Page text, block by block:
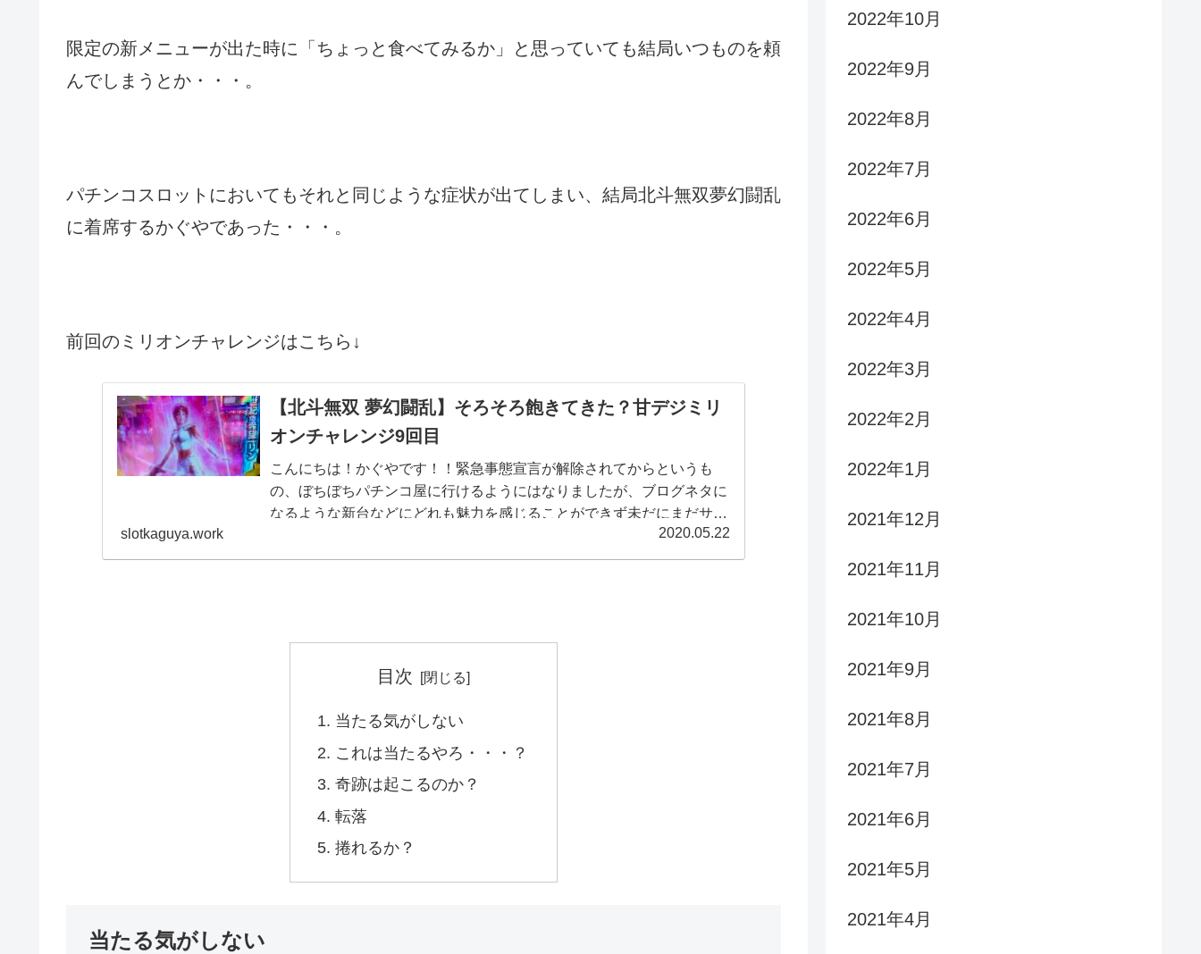
限定の新メニューが出た時に「ちょっと食べてみるか」と思っていても結局いつものを頼
んでしまうとか・・・。
パチンコスロットにおいてもそれと同じような症状が出てしまい、結局北斗無双夢幻闘乱
に着席するかぐやであった・・・。
前回のミリオンチャレンジはこちら↓
【北斗無双 夢幻闘乱】そろそろ飽きてきた？甘デジミリ
オンチャレンジ9回目
こんにちは！かぐやです！！緊急事態宣言が解除されてからというも
の、ぼちぼちパチンコ屋に行けるようにはなりましたが、ブログネタに
なるような新台などにどれも魅力を感じることができず未だにまだサラ
slotkaguya.work 2020.05.22
目次
当たる気がしない
これは当たるやろ・・・？
奇跡は起こるのか？
転落
捲れるか？
当たる気がしない
2022年10月
2022年9月
2022年8月
2022年7月
2022年6月
2022年5月
2022年4月
2022年3月
2022年2月
2022年1月
2021年12月
2021年11月
2021年10月
2021年9月
2021年8月
2021年7月
2021年6月
2021年5月
2021年4月